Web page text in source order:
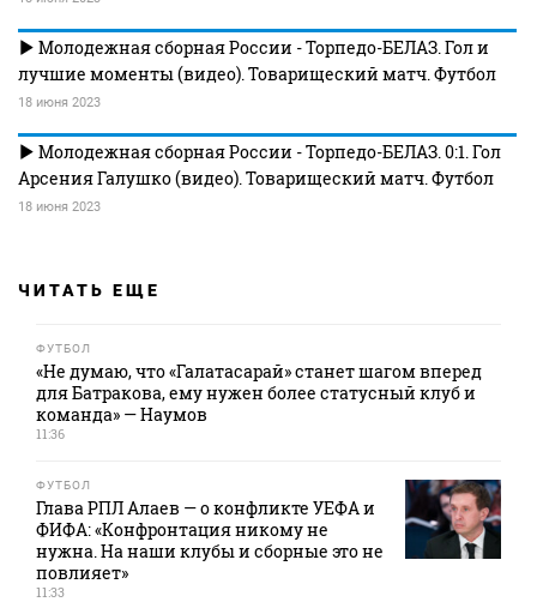
Молодежная сборная России - Торпедо-БЕЛАЗ. Гол и
лучшие моменты (видео). Товарищеский матч. Футбол
18 июня 2023
Молодежная сборная России - Торпедо-БЕЛАЗ. 0:1. Гол
Арсения Галушко (видео). Товарищеский матч. Футбол
18 июня 2023
ЧИТАТЬ ЕЩЕ
ФУТБОЛ
«Не думаю, что «Галатасарай» станет шагом вперед
для Батракова, ему нужен более статусный клуб и
команда» — Наумов
11:36
ФУТБОЛ
Глава РПЛ Алаев — о конфликте УЕФА и
ФИФА: «Конфронтация никому не
нужна. На наши клубы и сборные это не
повлияет»
11:33